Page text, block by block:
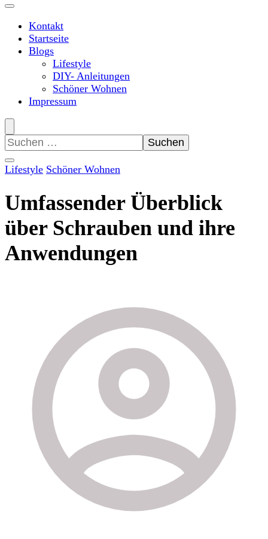
Kontakt
Startseite
Blogs
Lifestyle
DIY- Anleitungen
Schöner Wohnen
Impressum
Suchen
nach:
Lifestyle Schöner Wohnen
Umfassender Überblick
über Schrauben und ihre
Anwendungen